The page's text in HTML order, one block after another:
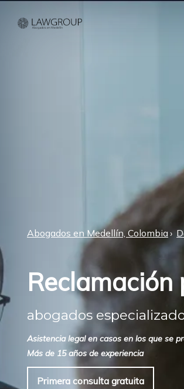
Abogados en Medellín, Colombia
abogados
Asistencia legal en casos en los que se
Más de 15 años de experiencia
Primera consulta gratuita